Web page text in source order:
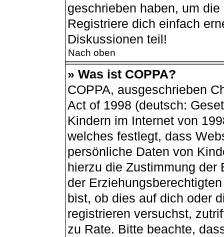
geschrieben haben, um
Registriere dich einfach
Diskussionen teil!
Nach oben
» Was ist COPPA?
COPPA, ausgeschrieben
Act of 1998 (deutsch:
Kindern im Internet von
welches festlegt, dass
persönliche Daten von
hierzu die Zustimmung der
der
bist, ob dies auf dich oder
registrieren versuchst,
zu Rate. Bitte beachte,